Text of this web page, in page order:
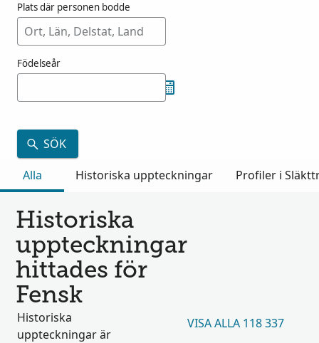
Plats där personen bodde
Födelseår
SÖK
Alla
Historiska uppteckningar Profiler i
Historiska
uppteckningar
hittades för
Fensk
Historiska
uppteckningar är
VISA ALLA 118 337